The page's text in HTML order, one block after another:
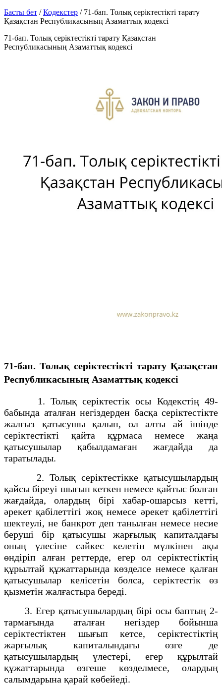
Басты бет /Кодекстер / 71-бап. Толық серiктестiктi тарату
Қазақстан Республикасының Азаматтық кодексi
71-бап. Толық серiктестiктi тарату Қазақстан
Республикасының Азаматтық кодексi
71-бап. Толық серiктестiктi тарату Қазақстан
Республикасының Азаматтық кодексi
1. Толық серiктестiк осы Кодекстiң 49-
бабында аталған негiздерден басқа серiктестiкте
жалғыз қатысушы қалып, ол алты ай iшiнде
серiктестiктi қайта құрмаса немесе жаңа
қатысушылар қабылдамаған жағдайда да
таратылады.
2. Толық серiктестiкке қатысушылардың
қайсы бiреуi шығып кеткен немесе қайтыс болған
жағдайда, олардың бiрi хабар-ошарсыз кеттi,
әрекет қабiлеттiгi жоқ немесе әрекет қабiлеттiгi
шектеулi, не банкрот деп танылған немесе несие
берушi бiр қатысушы жарғылық капиталдағы
оның үлесiне сәйкес келетiн мүлкiнен ақы
өндiрiп алған реттерде, егер ол серiктестiктiң
құрылтай құжаттарында көзделсе немесе қалған
қатысушылар келiсетiн болса, серiктестiк өз
қызметiн жалғастыра бередi.
3. Егер қатысушылардың бiрi осы баптың 2-
тармағында аталған негiздер бойынша
серiктестiктен шығып кетсе, серiктестiктiң
жарғылық капиталындағы өзге де
қатысушылардың үлестерi, егер құрылтай
құжаттарында өзгеше көзделмесе, олардың
салымдарына қарай көбейедi.